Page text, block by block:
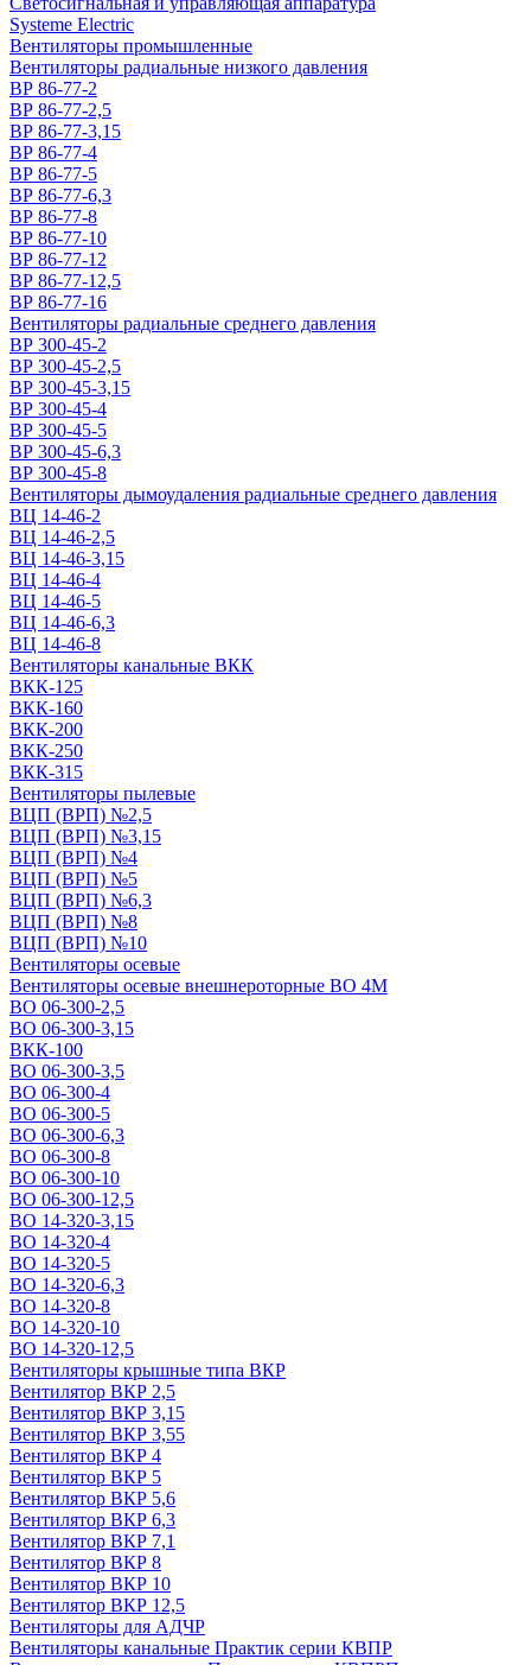
Systeme Electric
Вентиляторы промышленные
Вентиляторы радиальные низкого давления
ВР 86-77-2
ВР 86-77-2,5
ВР 86-77-3,15
ВР 86-77-4
ВР 86-77-5
ВР 86-77-6,3
ВР 86-77-8
ВР 86-77-10
ВР 86-77-12
ВР 86-77-12,5
ВР 86-77-16
Вентиляторы радиальные среднего давления
ВР 300-45-2
ВР 300-45-2,5
ВР 300-45-3,15
ВР 300-45-4
ВР 300-45-5
ВР 300-45-6,3
ВР 300-45-8
Вентиляторы дымоудаления радиальные среднего давления
ВЦ 14-46-2
ВЦ 14-46-2,5
ВЦ 14-46-3,15
ВЦ 14-46-4
ВЦ 14-46-5
ВЦ 14-46-6,3
ВЦ 14-46-8
Вентиляторы канальные ВКК
ВКК-125
ВКК-160
ВКК-200
ВКК-250
ВКК-315
Вентиляторы пылевые
ВЦП (ВРП) №2,5
ВЦП (ВРП) №3,15
ВЦП (ВРП) №4
ВЦП (ВРП) №5
ВЦП (ВРП) №6,3
ВЦП (ВРП) №8
ВЦП (ВРП) №10
Вентиляторы осевые
Вентиляторы осевые внешнероторные ВО 4М
ВО 06-300-2,5
ВО 06-300-3,15
ВКК-100
ВО 06-300-3,5
ВО 06-300-4
ВО 06-300-5
ВО 06-300-6,3
ВО 06-300-8
ВО 06-300-10
ВО 06-300-12,5
ВО 14-320-3,15
ВО 14-320-4
ВО 14-320-5
ВО 14-320-6,3
ВО 14-320-8
ВО 14-320-10
ВО 14-320-12,5
Вентиляторы крышные типа ВКР
Вентилятор ВКР 2,5
Вентилятор ВКР 3,15
Вентилятор ВКР 3,55
Вентилятор ВКР 4
Вентилятор ВКР 5
Вентилятор ВКР 5,6
Вентилятор ВКР 6,3
Вентилятор ВКР 7,1
Вентилятор ВКР 8
Вентилятор ВКР 10
Вентилятор ВКР 12,5
Вентиляторы для АДЧР
Вентиляторы канальные Практик серии КВПР